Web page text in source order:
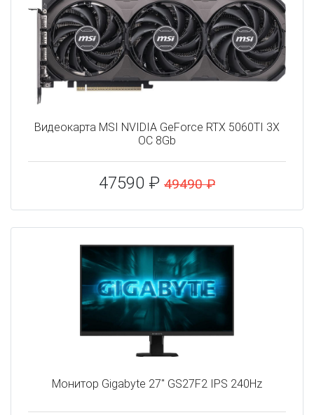
Видеокарта MSI NVIDIA GeForce RTX 5060TI 3X
OC 8Gb
47590 ₽ 49490 ₽
Монитор Gigabyte 27" GS27F2 IPS 240Hz